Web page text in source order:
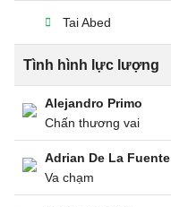
Tai Abed
Tình hình lực lượng
Alejandro Primo
Chấn thương vai
Adrian De La Fuente
Va chạm